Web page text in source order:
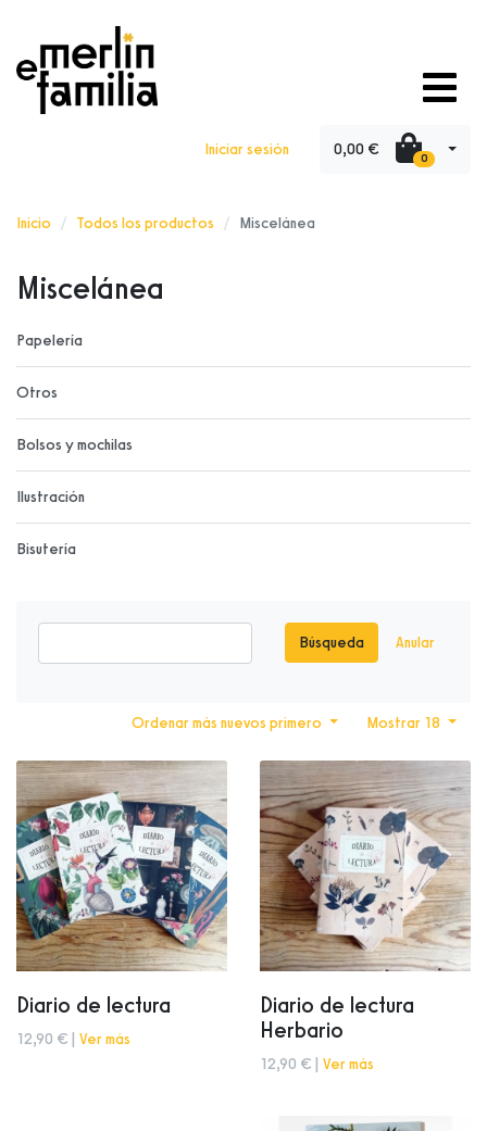
Iniciar sesión 0,00 € 0
Inicio Todos los productos Miscelánea
Miscelánea
Papelería
Otros
Bolsos y mochilas
Ilustración
Bisutería
Búsqueda Anular
Mostrar 18
Ordenar más nuevos primero
Diario de lectura
12,90 € | Ver más
Diario de lectura
Herbario
12,90 € | Ver más